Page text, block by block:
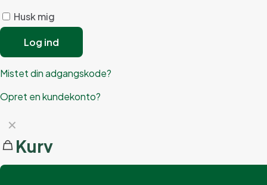
Husk mig
Log ind
Mistet din adgangskode?
Opret en kundekonto?
✕
Kurv